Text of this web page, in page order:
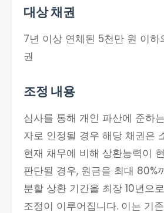
대상 채권
7년 이상 연체된 5천만 원 이하
권
조정 내용
심사를 통해 개인 파산에 준하
자로 인정될 경우 해당 채권은
현재 채무에 비해 상환능력이
판단될 경우, 원금을 최대 80%
분할 상환 기간을 최장 10년으
조정이 이루어집니다. 이는 기